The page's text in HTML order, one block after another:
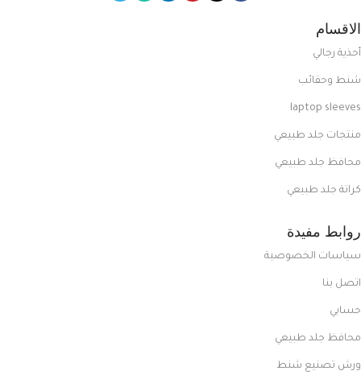
الاقسام
أحذية رجالي
شنط وحقائب
laptop sleeves
منتجات جلد طبيعي
محافظ جلد طبيعي
كراتة جلد طبيعي
روابط مفيدة
سياسات الخصوصية
اتصل بنا
حسابي
محافظ جلد طبيعي
ورش تصنيع شنط